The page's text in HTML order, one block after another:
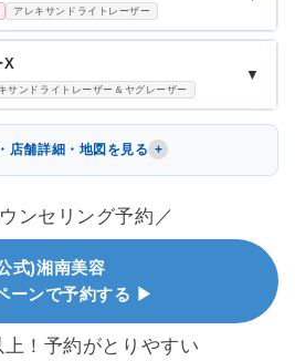
アレキサンドライトレーザー
X
サンドライトレーザー＆ヤグレーザー
▼
店舗詳細・地図を見る
ンセリング予約／
式)湘南美容
ーンで予約する ▶
！予約がとりやすい